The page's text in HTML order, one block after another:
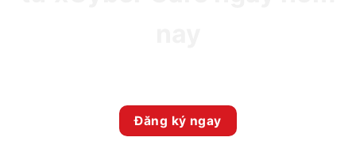
Đăng ký ngay